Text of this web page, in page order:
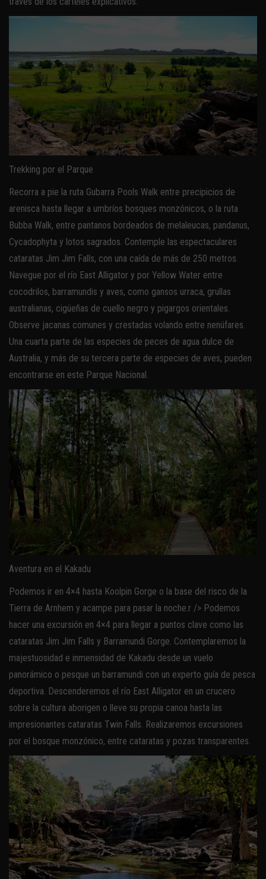
Trekking por el Parque
Recorra a pie la ruta Gubarra Pools Walk entre precipicios de
arenisca hasta llegar a umbríos bosques monzónicos, o la ruta
Bubba Walk, entre pantanos bordeados de melaleucas, pandanus,
Cycadophyta y lotos sagrados. Contemple las espectaculares
cataratas Jim Jim Falls, con una caída de más de 250 metros.
Navegue por el río East Alligator y por Yellow Water entre
cocodrilos, barramundis y aves, como gansos urraca, grullas
australianas, cigüeñas de cuello negro y pigargos orientales.
Observe jacanas comunes y crestadas volando entre nenúfares.
Una cuarta parte de las especies de peces de agua dulce de
Australia, y más de su tercera parte de especies de aves, pueden
encontrarse en este Parque Nacional.
Aventura en el Kakadu
Podemos ir en 4×4 hasta Koolpin Gorge o la base del risco de la
Tierra de Arnhem y acampe para pasar la noche.r /> Podemos
hacer una excursión en 4×4 para llegar a puntos clave como las
cataratas Jim Jim Falls y Barramundi Gorge. Contemplaremos la
majestuosidad e inmensidad de Kakadu desde un vuelo
panorámico o pesque un barramundi con un experto guía de pesca
deportiva. Descenderemos el río East Alligator en un crucero
sobre la cultura aborigen o lleve su propia canoa hasta las
impresionantes cataratas Twin Falls. Realizaremos excursiones
por el bosque monzónico, entre cataratas y pozas transparentes.